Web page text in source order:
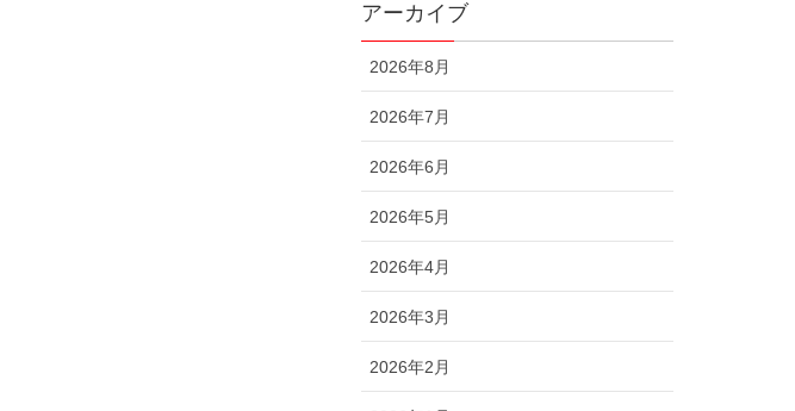
アーカイブ
2026年8月
2026年7月
2026年6月
2026年5月
2026年4月
2026年3月
2026年2月